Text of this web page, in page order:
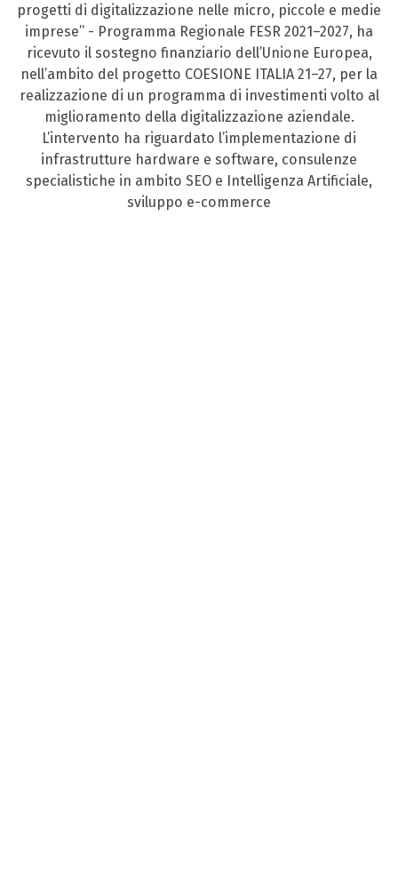
progetti di digitalizzazione nelle micro, piccole e medie
imprese” - Programma Regionale FESR 2021–2027, ha
ricevuto il sostegno finanziario dell’Unione Europea,
nell’ambito del progetto COESIONE ITALIA 21–27, per la
realizzazione di un programma di investimenti volto al
miglioramento della digitalizzazione aziendale.
L’intervento ha riguardato l’implementazione di
infrastrutture hardware e software, consulenze
specialistiche in ambito SEO e Intelligenza Artificiale,
sviluppo e-commerce